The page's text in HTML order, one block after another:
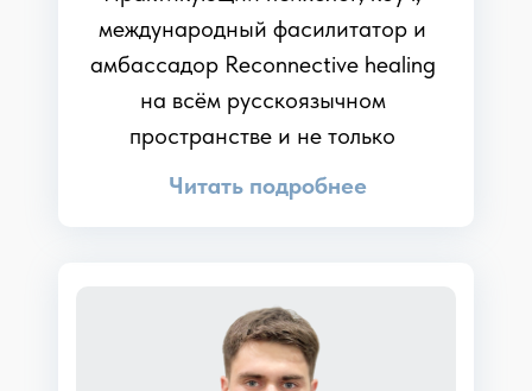
международный фасилитатор и
амбассадор Reconnective healing
на всём русскоязычном
пространстве и не только
Читать подробнее